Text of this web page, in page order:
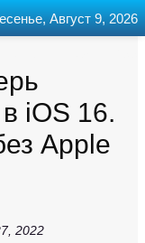
iOS 16.
Apple
2022
Август 9, 2026